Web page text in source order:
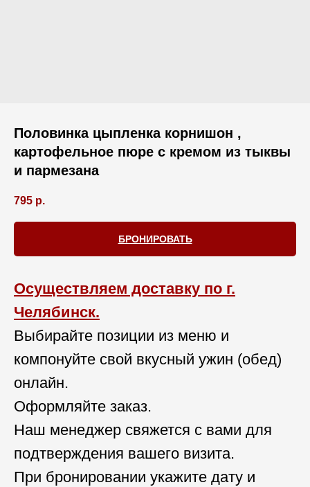
Половинка цыпленка корнишон ,
картофельное пюре с кремом из тыквы
и пармезана
795 р.
БРОНИРОВАТЬ
Осуществляем доставку по г.
Челябинск.
Выбирайте позиции из меню и
компонуйте свой вкусный ужин (обед)
онлайн.
Оформляйте заказ.
Наш менеджер свяжется с вами для
подтверждения вашего визита.
При бронировании укажите дату и